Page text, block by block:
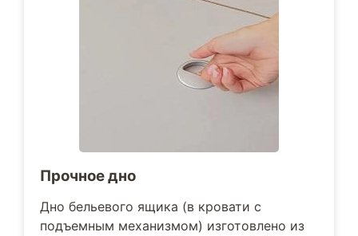
Прочное дно
Дно бельевого ящика (в кровати с
подъемным механизмом) изготовлено из